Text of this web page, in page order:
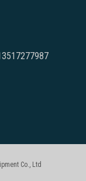
Co., Ltd